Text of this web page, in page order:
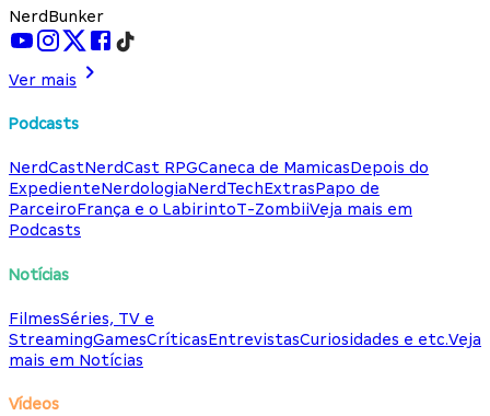
NerdBunker
Ver mais
Podcasts
NerdCastNerdCast RPGCaneca de MamicasDepois do
ExpedienteNerdologiaNerdTechExtrasPapo de
ParceiroFrança e o LabirintoT-ZombiiVeja mais em
Podcasts
Notícias
FilmesSéries, TV e
StreamingGamesCríticasEntrevistasCuriosidades e etc.Veja
mais em Notícias
Vídeos